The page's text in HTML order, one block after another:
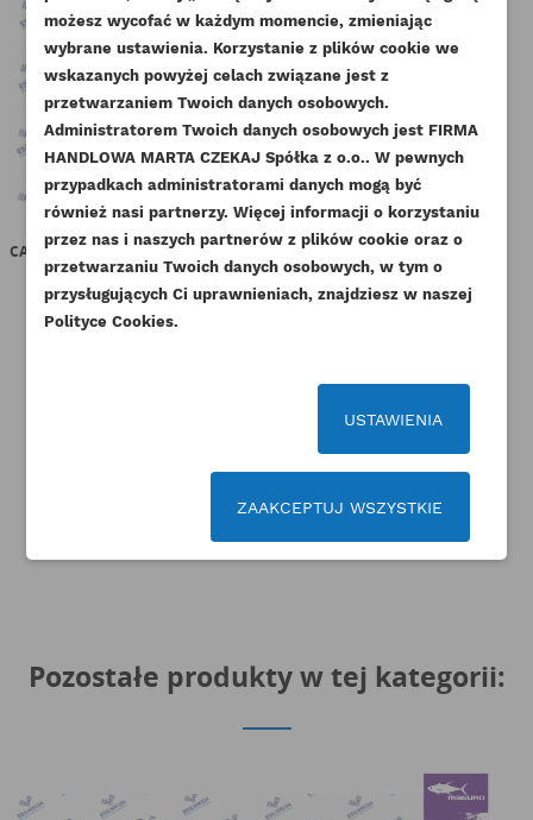
DODAJ DO LISTY ŻYCZEŃ
add_circle_outline Stwórz nową listę życzeń
UTWÓRZ LISTĘ ŻYCZEŃ
NAZWA LISTY ŻYCZEŃ
Anuluj Utwórz listę życzeń
ZALOGUJ SIĘ
Musisz być zalogowany by zapisać produkty na
swojej liście życzeń.
Anuluj Zaloguj się
CAT ŁĄCZNIK TERMOSTATU 3054
3056
Indeks141-0838AM
CAT TULEJKA KORBOWODU
35MM 3054 3056 KMP
Indeks067-6158-KMP
10,54 złNetto
Pozostałe produkty w tej kategorii:
możesz wycofać w każdym momencie, zmieniając
wybrane ustawienia. Korzystanie z plików cookie we
wskazanych powyżej celach związane jest z
przetwarzaniem Twoich danych osobowych.
Administratorem Twoich danych osobowych jest FIRMA
HANDLOWA MARTA CZEKAJ Spółka z o.o.. W pewnych
przypadkach administratorami danych mogą być
również nasi partnerzy. Więcej informacji o korzystaniu
przez nas i naszych partnerów z plików cookie oraz o
przetwarzaniu Twoich danych osobowych, w tym o
przysługujących Ci uprawnieniach, znajdziesz w naszej
Polityce Cookies.
USTAWIENIA
ZAAKCEPTUJ WSZYSTKIE